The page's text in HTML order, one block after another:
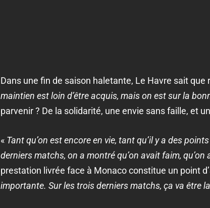
Dans une fin de saison haletante, Le Havre sait que
maintien est loin d’être acquis, mais on est sur la
parvenir ? De la solidarité, une envie sans faille, et
« Tant qu’on est encore en vie, tant qu’il y a des
derniers matchs, on a montré qu’on avait faim, qu’on
prestation livrée face à Monaco constitue un point
importante. Sur les trois derniers matchs, ça va être